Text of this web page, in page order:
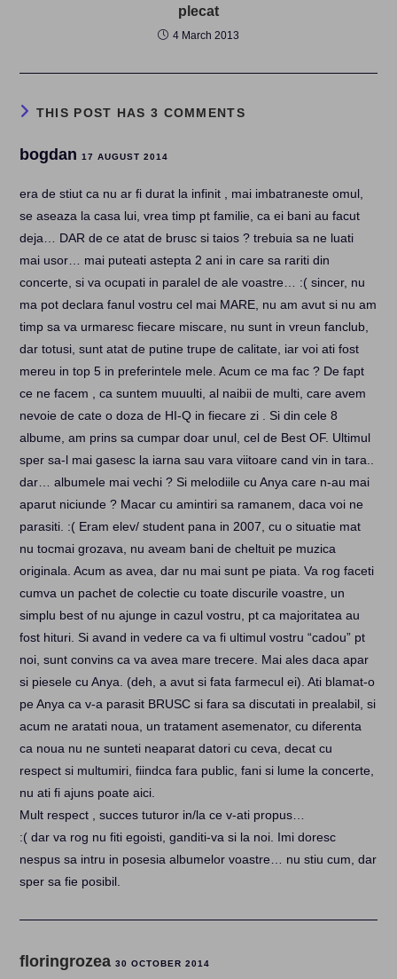
plecat
4 March 2013
THIS POST HAS 3 COMMENTS
bogdan17 AUGUST 2014
era de stiut ca nu ar fi durat la infinit , mai imbatraneste omul,
se aseaza la casa lui, vrea timp pt familie, ca ei bani au facut
deja… DAR de ce atat de brusc si taios ? trebuia sa ne luati
mai usor… mai puteati astepta 2 ani in care sa rariti din
concerte, si va ocupati in paralel de ale voastre… :( sincer, nu
ma pot declara fanul vostru cel mai MARE, nu am avut si nu am
timp sa va urmaresc fiecare miscare, nu sunt in vreun fanclub,
dar totusi, sunt atat de putine trupe de calitate, iar voi ati fost
mereu in top 5 in preferintele mele. Acum ce ma fac ? De fapt
ce ne facem , ca suntem muuulti, al naibii de multi, care avem
nevoie de cate o doza de HI-Q in fiecare zi . Si din cele 8
albume, am prins sa cumpar doar unul, cel de Best OF. Ultimul
sper sa-l mai gasesc la iarna sau vara viitoare cand vin in tara..
dar… albumele mai vechi ? Si melodiile cu Anya care n-au mai
aparut niciunde ? Macar cu amintiri sa ramanem, daca voi ne
parasiti. :( Eram elev/ student pana in 2007, cu o situatie mat
nu tocmai grozava, nu aveam bani de cheltuit pe muzica
originala. Acum as avea, dar nu mai sunt pe piata. Va rog faceti
cumva un pachet de colectie cu toate discurile voastre, un
simplu best of nu ajunge in cazul vostru, pt ca majoritatea au
fost hituri. Si avand in vedere ca va fi ultimul vostru “cadou” pt
noi, sunt convins ca va avea mare trecere. Mai ales daca apar
si piesele cu Anya. (deh, a avut si fata farmecul ei). Ati blamat-o
pe Anya ca v-a parasit BRUSC si fara sa discutati in prealabil, si
acum ne aratati noua, un tratament asemenator, cu diferenta
ca noua nu ne sunteti neaparat datori cu ceva, decat cu
respect si multumiri, fiindca fara public, fani si lume la concerte,
nu ati fi ajuns poate aici.
Mult respect , succes tuturor in/la ce v-ati propus…
:( dar va rog nu fiti egoisti, ganditi-va si la noi. Imi doresc
nespus sa intru in posesia albumelor voastre… nu stiu cum, dar
sper sa fie posibil.
floringrozea 30 OCTOBER 2014